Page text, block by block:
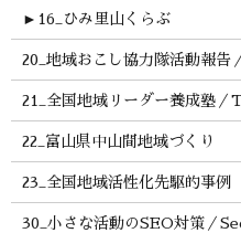
► 16_ひみ里山くらぶ
20_地域おこし協力隊活動報
21_全国地域リーダー養成塾
22_富山県中山間地域づくり
23_全国地域活性化先駆的事例
30_小さな活動のSEO対策／